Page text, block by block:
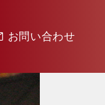
お問い合わせ